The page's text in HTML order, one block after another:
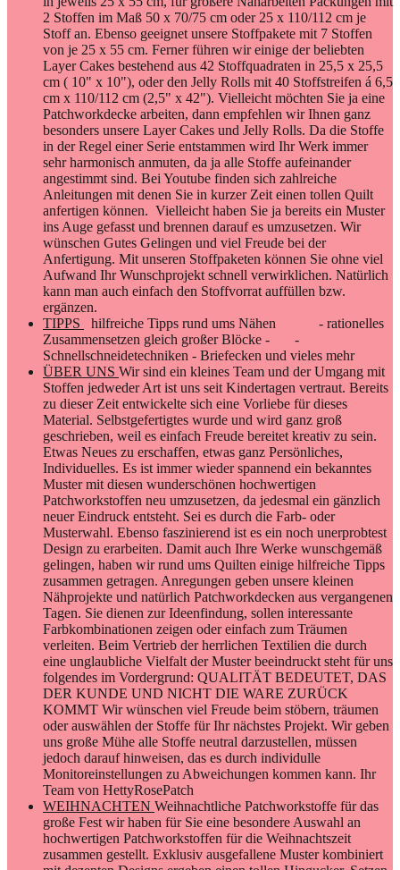
2 Stoffen im Maß 50 x 70/75 cm oder 25 x 110/112 cm je
Stoff an. Ebenso geeignet unsere Stoffpakete mit 7 Stoffen
von je 25 x 55 cm. Ferner führen wir einige der beliebten
Layer Cakes bestehend aus 42 Stoffquadraten in 25,5 x 25,5
cm ( 10" x 10"), oder den Jelly Rolls mit 40 Stoffstreifen á 6,5
cm x 110/112 cm (2,5" x 42"). Vielleicht möchten Sie ja eine
Patchworkdecke arbeiten, dann empfehlen wir Ihnen ganz
besonders unsere Layer Cakes und Jelly Rolls. Da die Stoffe
in der Regel einer Serie entstammen wird Ihr Werk immer
sehr harmonisch anmuten, da ja alle Stoffe aufeinander
angestimmt sind. Bei Youtube finden sich zahlreiche
Anleitungen mit denen Sie in kurzer Zeit einen tollen Quilt
anfertigen können. Vielleicht haben Sie ja bereits ein Muster
ins Auge gefasst und brennen darauf es umzusetzen. Wir
wünschen Gutes Gelingen und viel Freude bei der
Anfertigung. Mit unseren Stoffpaketen können Sie ohne viel
Aufwand Ihr Wunschprojekt schnell verwirklichen. Natürlich
kann man auch einfach den Stoffvorrat auffüllen bzw.
ergänzen.
TIPPS
hilfreiche Tipps rund ums Nähen - rationelles
Zusammensetzen gleich großer Blöcke - -
Schnellschneidetechniken - Briefecken und vieles mehr
ÜBER UNS Wir sind ein kleines Team und der Umgang mit
Stoffen jedweder Art ist uns seit Kindertagen vertraut. Bereits
zu dieser Zeit entwickelte sich eine Vorliebe für dieses
Material. Selbstgefertigtes wurde und wird ganz groß
geschrieben, weil es einfach Freude bereitet kreativ zu sein.
Etwas Neues zu erschaffen, etwas ganz Persönliches,
Individuelles. Es ist immer wieder spannend ein bekanntes
Muster mit diesen wunderschönen hochwertigen
Patchworkstoffen neu umzusetzen, da jedesmal ein gänzlich
neuer Eindruck entsteht. Sei es durch die Farb- oder
Musterwahl. Ebenso faszinierend ist es ein noch unerprobtest
Design zu erarbeiten. Damit auch Ihre Werke wunschgemäß
gelingen, haben wir rund ums Quilten einige hilfreiche Tipps
zusammen getragen. Anregungen geben unsere kleinen
Nähprojekte und natürlich Patchworkdecken aus vergangenen
Tagen. Sie dienen zur Ideenfindung, sollen interessante
Farbkombinationen zeigen oder einfach zum Träumen
verleiten. Beim Vertrieb der herrlichen Textilien die durch
eine unglaubliche Vielfalt der Muster beeindruckt steht für uns
folgendes im Vordergrund: QUALITÄT BEDEUTET, DAS
DER KUNDE UND NICHT DIE WARE ZURÜCK
KOMMT Wir wünschen viel Freude beim stöbern, träumen
oder auswählen der Stoffe für Ihr nächstes Projekt. Wir geben
uns große Mühe alle Stoffe neutral darzustellen, müssen
jedoch darauf hinweisen, das es durch individulle
Monitoreinstellungen zu Abweichungen kommen kann. Ihr
Team von HettyRosePatch
WEIHNACHTEN Weihnachtliche Patchworkstoffe für das
große Fest wir haben für Sie eine besondere Auswahl an
hochwertigen Patchworkstoffen für die Weihnachtszeit
zusammen gestellt. Exklusiv ausgefallene Muster kombiniert